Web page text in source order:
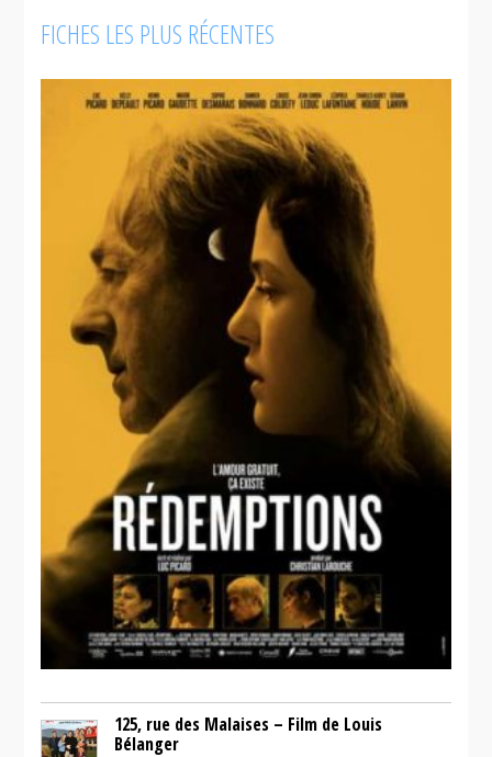
FICHES LES PLUS RÉCENTES
125, rue des Malaises – Film de Louis
Bélanger